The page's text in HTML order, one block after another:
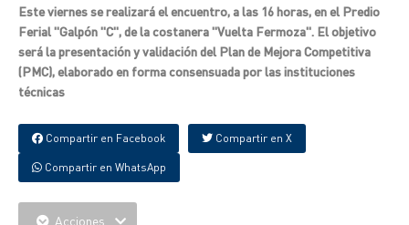
Este viernes se realizará el encuentro, a las 16 horas, en el Predio
Ferial "Galpón "C", de la costanera "Vuelta Fermoza". El objetivo
será la presentación y validación del Plan de Mejora Competitiva
(PMC), elaborado en forma consensuada por las instituciones
técnicas
Compartir en Facebook Compartir en X
Compartir en WhatsApp
Acciones